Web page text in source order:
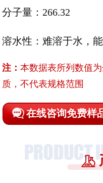
分子量： 266.32
溶水性：难溶于水，
注：本数据表所列数值
质，不代表规格范围
在线咨询免费样